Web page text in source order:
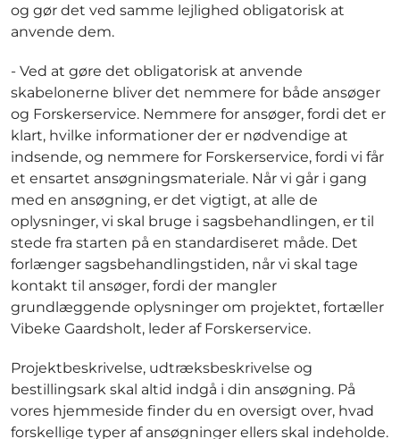
og gør det ved samme lejlighed obligatorisk at
anvende dem.
- Ved at gøre det obligatorisk at anvende
skabelonerne bliver det nemmere for både ansøger
og Forskerservice. Nemmere for ansøger, fordi det er
klart, hvilke informationer der er nødvendige at
indsende, og nemmere for Forskerservice, fordi vi får
et ensartet ansøgningsmateriale. Når vi går i gang
med en ansøgning, er det vigtigt, at alle de
oplysninger, vi skal bruge i sagsbehandlingen, er til
stede fra starten på en standardiseret måde. Det
forlænger sagsbehandlingstiden, når vi skal tage
kontakt til ansøger, fordi der mangler
grundlæggende oplysninger om projektet, fortæller
Vibeke Gaardsholt, leder af Forskerservice.
Projektbeskrivelse, udtræksbeskrivelse og
bestillingsark skal altid indgå i din ansøgning. På
vores hjemmeside finder du en oversigt over, hvad
forskellige typer af ansøgninger ellers skal indeholde.